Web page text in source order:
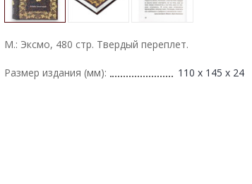
М.: Эксмо, 480 стр. Твердый переплет.
Размер издания (мм): 110 х 145 х 24